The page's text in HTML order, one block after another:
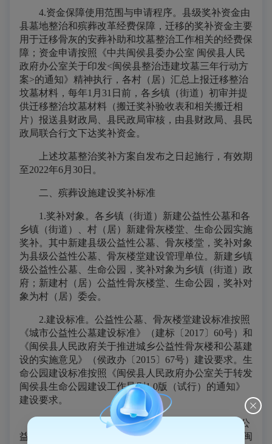
4.资金保障使用范围与申请程序。县级奖补资金由
县墓地整治和殡葬改革经费保障，迁移的奖补资金主要
用于迁移骨灰的安葬补助和坟墓整治工作相关的经费保
障；资金申请按照《中共闽侯县委办公室 闽侯县人民
政府办公室关于印发<闽侯县整治违建坟墓三年行动方
案>的通知》精神执行，各村（居）汇总上报迁移整治
坟墓材料，每年1月31日前，各乡镇（街道）初审并提
供迁移整治坟墓材料（搬迁奖补验收表和相关搬迁相
片）报送县财政局、县民政局审核，由县财政局、县民
政局联合行文下达奖补资金。
上述坟墓整治奖补方案自发布之日起施行，有效期
至2022年6月30日。
二、殡葬设施建设奖补标准
1.奖补对象。各乡镇（街道）新建公益性公墓和各
乡镇（街道）、村（居）新建骨灰楼堂、生命公园实施
奖补。其中新建县级公益性公墓、骨灰楼堂，奖补对象
为县级公益性公墓、骨灰楼堂建设管理单位。新建乡镇
级公益性公墓、生命公园，奖补对象为乡镇（街道）政
府；新建村（居）公益性骨灰楼堂、生命公园，奖补对
象为村（居）委会。
2.建设标准。公益性公墓、骨灰楼堂建设标准按照
《城市公益性公墓建设标准》（建标〔2017〕60号）和
《闽侯县人民政府关于推进城乡公益性骨灰楼和公墓建
设的实施意见》（侯政办〔2015〕67号）建设要求。生
命公园建设标准按照《闽侯县人民政府办公室关于转发
闽侯县生命公园建设工作导则1.0版（试行）的通知》
建设要求。
3.奖补标准和申请程序。各乡镇（街道）新建的公
益性公墓、骨灰楼堂奖补标准和申请程序严格按照《闽